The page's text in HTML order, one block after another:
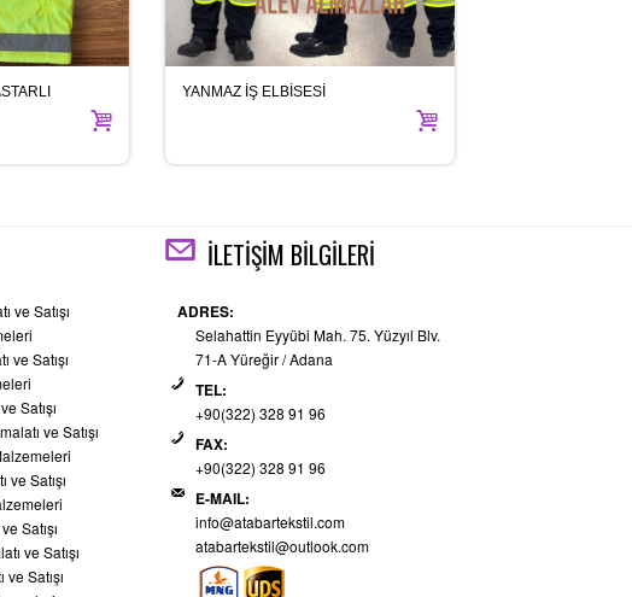
YANMAZ İŞ ELBİSESİ
ve Satışı
ve Satışı
Satışı
ve Satışı
Satışı
Satışı
ve Satışı
Satışı
İLETİŞİM BİLGİLERİ
ADRES:
Selahattin Eyyübi Mah. 75. Yüzyıl Blv.
71-A Yüreğir / Adana
TEL:
+90(322) 328 91 96
FAX:
+90(322) 328 91 96
E-MAIL:
info@atabartekstil.com
atabartekstil@outlook.com